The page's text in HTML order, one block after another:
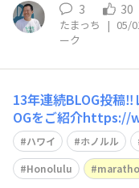
3 30
たまっち | 05/
ーク
13年連続BLOG投稿
OGをご紹介
Hfem2P/
ハワイ ホノルル
Honolulu